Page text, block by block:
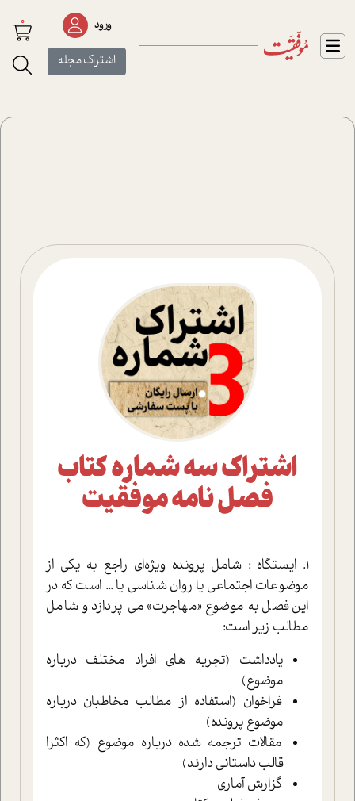
ورود
اشتراک مجله
0
اشتراک سه شماره کتاب
فصل نامه موفقیت
1. ايستگاه : شامل پرونده ويژه‌اي راجع به يکي از
موضوعات اجتماعي يا روان شناسي يا ... است که در
اين فصل به موضوع «مهاجرت» مي پردازد و شامل
مطالب زير است:
يادداشت (تجربه هاي افراد مختلف درباره
موضوع)
فراخوان (استفاده از مطالب مخاطبان درباره
موضوع پرونده)
مقالات ترجمه شده درباره موضوع (که اکثرا
قالب داستاني دارند)
گزارش آماري